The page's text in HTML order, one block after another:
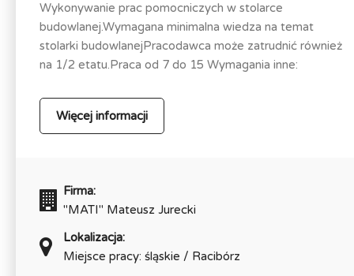
Wykonywanie prac pomocniczych w stolarce
budowlanej.Wymagana minimalna wiedza na temat
stolarki budowlanejPracodawca może zatrudnić również
na 1/2 etatu.Praca od 7 do 15 Wymagania inne:
Więcej informacji
Firma:
"MATI" Mateusz Jurecki
Lokalizacja:
Miejsce pracy: śląskie / Racibórz